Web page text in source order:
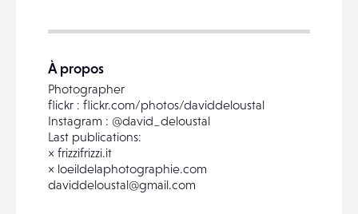
À propos
Photographer
flickr : flickr.com/photos/daviddeloustal
Instagram : @david_deloustal
Last publications:
× frizzifrizzi.it
× loeildelaphotographie.com
daviddeloustal@gmail.com